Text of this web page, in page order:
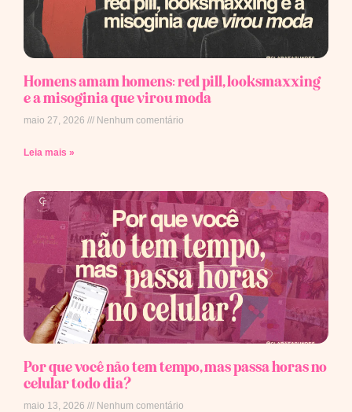
Homens amam homens: red pill, looksmaxxing
e a misoginia que virou moda
maio 27, 2026 Nenhum comentário
Leia mais »
Por que você não tem tempo, mas passa horas no
celular todo dia?
maio 13, 2026 Nenhum comentário